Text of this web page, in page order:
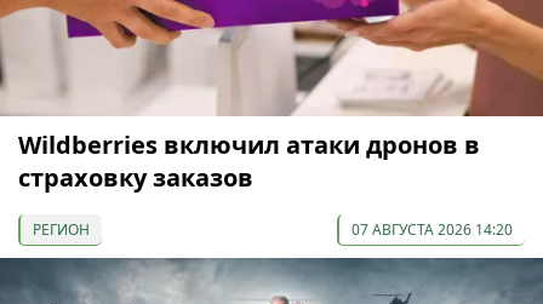
Wildberries включил атаки дронов в
страховку заказов
РЕГИОН 07 АВГУСТА 2026 14:20